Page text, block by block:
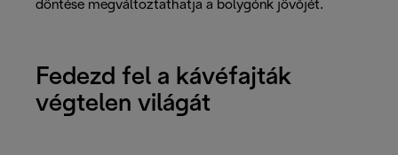
döntése megváltoztathatja a bolygónk jövőjét.
Fedezd fel a kávéfajták
végtelen világát